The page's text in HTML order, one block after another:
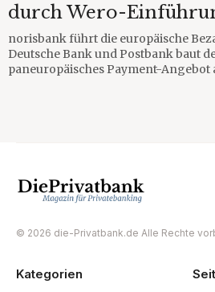
durch Wero-
norisbank führt die europäische
Deutsche Bank und Postbank baut
paneuropäisches Payment-Angebot
© 2026 die-Privatbank.de Alle Rechte
Kategorien